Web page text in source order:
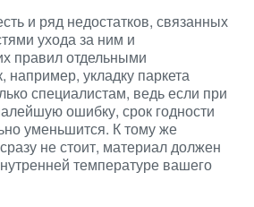
и ряд недостатков, связанных
ухода за ним и
правил отдельными
например, укладку паркета
специалистам, ведь если при
ошибку, срок годности
уменьшится. К тому же
не стоит, материал должен
температуре вашего